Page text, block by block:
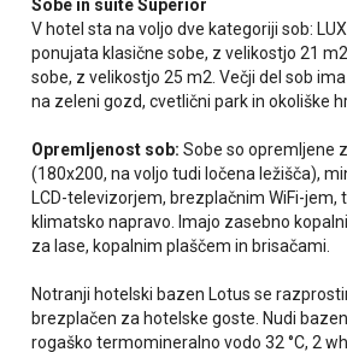
Sobe in suite Superior
V hotel sta na voljo dve kategoriji sob: LUX
ponujata klasične sobe, z velikostjo 21
sobe, z velikostjo 25 m2. Večji del sob
na zeleni gozd, cvetlični park in okoliške
Opremljenost sob: Sobe so opremljene
(180x200, na voljo tudi ločena ležišča),
LCD-televizorjem, brezplačnim WiFi-jem,
klimatsko napravo. Imajo zasebno
za lase, kopalnim plaščem in brisačami.
Notranji hotelski bazen Lotus se
brezplačen za hotelske goste. Nudi
rogaško termomineralno vodo 32 °C, 2